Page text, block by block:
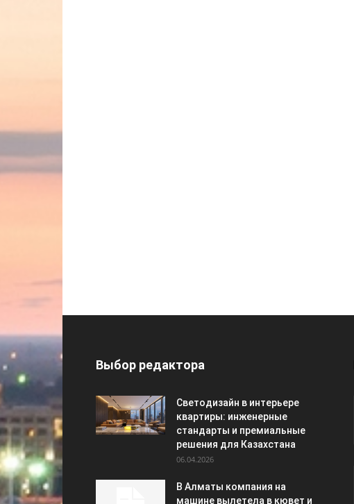
Выбор редактора
Светодизайн в интерьере
квартиры: инженерные
стандарты и премиальные
решения для Казахстана
06.04.2026
В Алматы компания на
машине вылетела в кювет и